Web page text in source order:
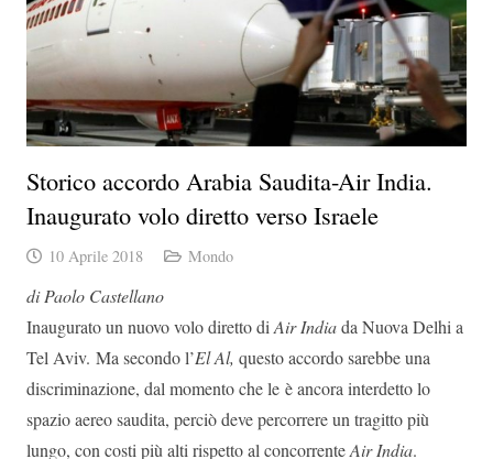
Storico accordo Arabia Saudita-Air India.
Inaugurato volo diretto verso Israele
10 Aprile 2018 Mondo
di Paolo Castellano
Inaugurato un nuovo volo diretto di Air Indiada Nuova Delhi a
Tel Aviv. Ma secondo l’El Al, questo accordo sarebbe una
discriminazione, dal momento che le è ancora interdetto lo
spazio aereo saudita, perciò deve percorrere un tragitto più
lungo, con costi più alti rispetto al concorrenteAir India.